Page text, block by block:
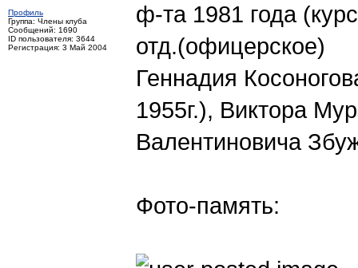
Профиль
Группа: Члены клуба
Сообщений: 1690
ID пользователя: 3644
Регистрация: 3 Май 2004
ф-та 1981 года
отд.(офицерское)
Геннадия
1955г.), Виктора
Валентиновича
Фото-память: